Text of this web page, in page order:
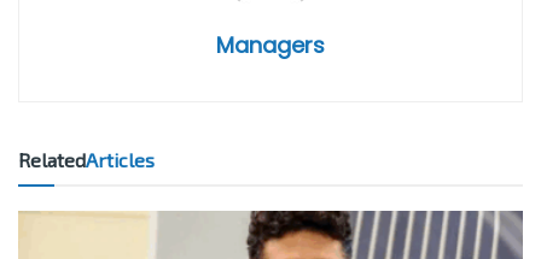
Managers
RelatedArticles